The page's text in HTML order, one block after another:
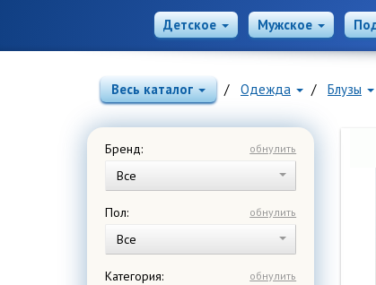
Детское Мужское
Весь каталог Одежда Блузы
обнулить
Бренд:
Все
обнулить
Пол:
Все
обнулить
Категория: